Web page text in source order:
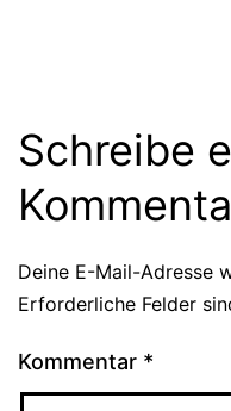
Schreibe
Deine E-Mail-Adresse
Erforderliche Felder
Kommentar *